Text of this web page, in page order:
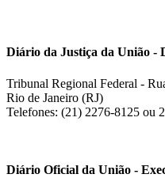
Diário da Justiça da União -
Tribunal Regional Federal -
Rio de Janeiro (RJ)
Telefones: (21) 2276-8125 ou
Diário Oficial da União -